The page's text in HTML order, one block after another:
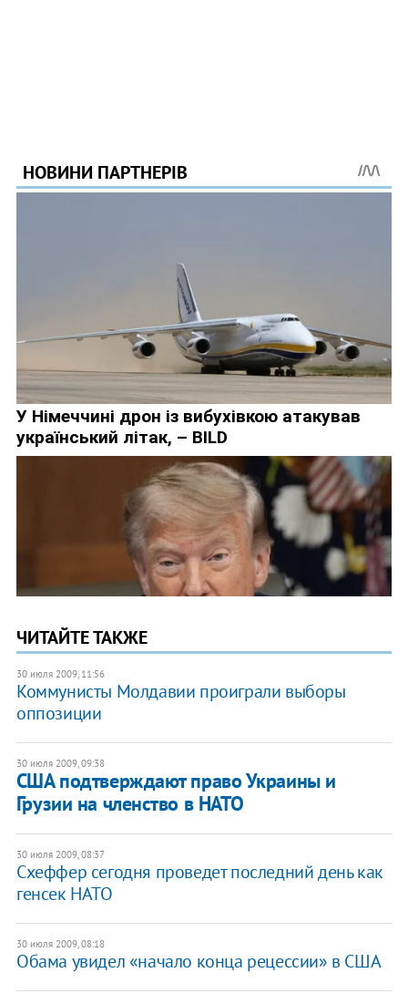
ЧИТАЙТЕ ТАКЖЕ
30 июля 2009, 11:56
Коммунисты Молдавии проиграли выборы
оппозиции
30 июля 2009, 09:38
США подтверждают право Украины и
Грузии на членство в НАТО
30 июля 2009, 08:37
Схеффер сегодня проведет последний день как
генсек НАТО
30 июля 2009, 08:18
Обама увидел «начало конца рецессии» в США